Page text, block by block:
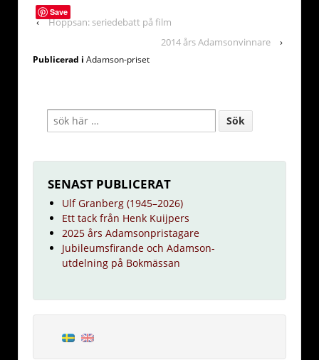
Save
‹ Hoppsan: seriedebatt på film
2014 års Adamsonvinnare
›
Publicerad i Adamson-priset
SENAST PUBLICERAT
Ulf Granberg (1945–2026)
Ett tack från Henk Kuijpers
2025 års Adamsonpristagare
Jubileumsfirande och Adamson-
utdelning på Bokmässan